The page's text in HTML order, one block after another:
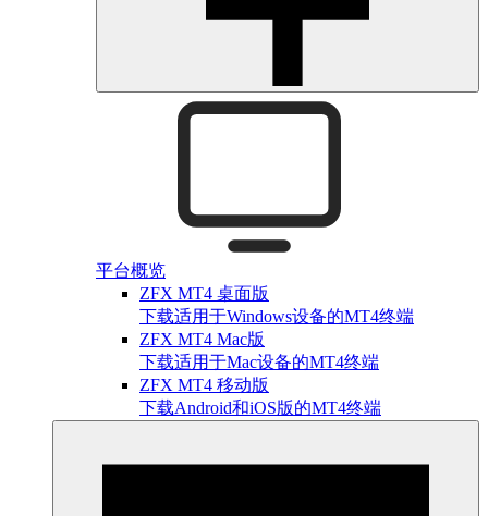
平台概览
ZFX MT4 桌面版
下载适用于Windows设备的MT4终端
ZFX MT4 Mac版
下载适用于Mac设备的MT4终端
ZFX MT4 移动版
下载Android和iOS版的MT4终端